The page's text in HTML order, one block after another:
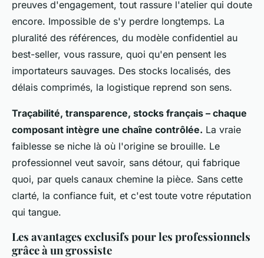
preuves d'engagement, tout rassure l'atelier qui doute
encore. Impossible de s'y perdre longtemps. La
pluralité des références, du modèle confidentiel au
best-seller, vous rassure, quoi qu'en pensent les
importateurs sauvages. Des stocks localisés, des
délais comprimés, la logistique reprend son sens.
Traçabilité, transparence, stocks français – chaque
composant intègre une chaîne contrôlée. La vraie
faiblesse se niche là où l'origine se brouille. Le
professionnel veut savoir, sans détour, qui fabrique
quoi, par quels canaux chemine la pièce. Sans cette
clarté, la confiance fuit, et c'est toute votre réputation
qui tangue.
Les avantages exclusifs pour les professionnels
grâce à un grossiste